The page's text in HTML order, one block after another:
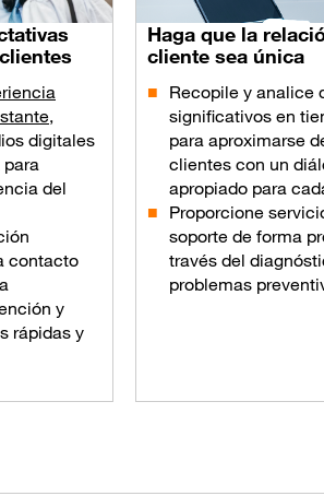
,
digitales
del
contacto
y
rápidas y
Haga que la
cliente sea única
Recopile y analice
significativos en
para aproximarse
clientes con un
apropiado para
Proporcione
soporte de forma
través del
problemas